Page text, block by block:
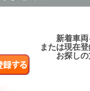
新着車両
または現在
お探しの